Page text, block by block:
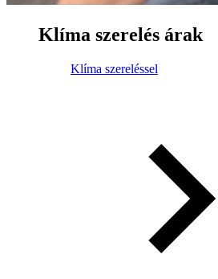
Klíma szerelés árak
Klíma szereléssel